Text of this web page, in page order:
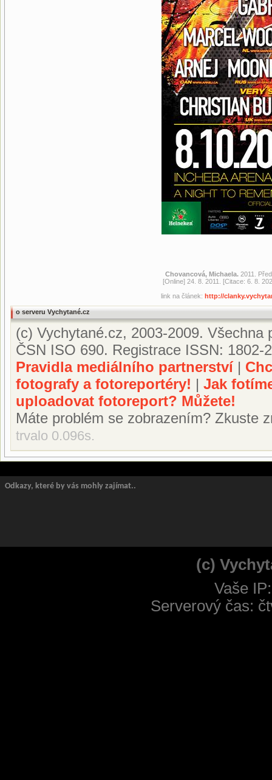
Chovancová, Michaela. 2011.
[Online] 24. 8. 2011. [Citace: 6. 8.
link na článek: http://
o serveru Vychytané.cz
(c) Vychytané.cz, 2003-2009.
ČSN ISO 690. Registrace ISSN: 1802-
Pravidla mediálního partnerství|
fotografy a fotoreportéry! | Jak
uploadovat fotoreport? Můžete!
Máte problém se zobrazením? Zkuste
trvalo 0.096s.
Odkazy, které by vás mohly zajímat..
(c)
Vaše
Serverový čas: